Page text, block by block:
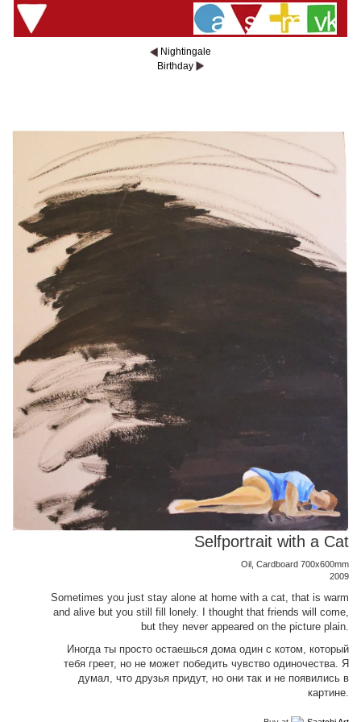
Nightingale
Birthday
Selfportrait with a Cat
Oil, Cardboard 700x600mm
2009
Sometimes you just stay alone at home with a cat, that is warm
and alive but you still fill lonely. I thought that friends will come,
but they never appeared on the picture plain.
Иногда ты просто остаешься дома один с котом, который
тебя греет, но не может победить чувство одиночества. Я
думал, что друзья придут, но они так и не появились в
картине.